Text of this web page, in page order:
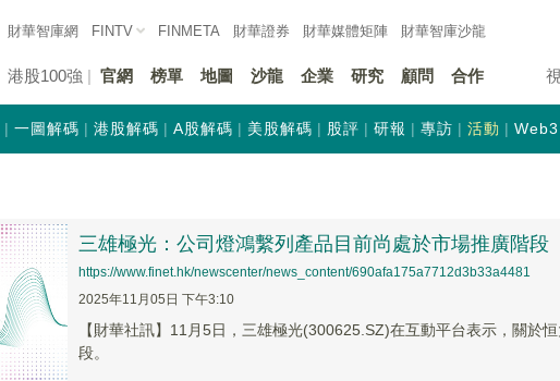
財華智庫網 FINTV FINMETA 財華證券 財華媒體矩陣 財華智庫沙龍
港股100強 官網 榜單 地圖 沙龍 企業 研究 顧問 合作
一圖解碼 港股解碼 A股解碼 美股解碼 股評 研報 專訪 活動
三雄極光：公司燈鴻繫列產品目前尚處於市場推廣階段
https://www.finet.hk/newscenter/news_content/690afa175a7712d3b33a4481
2025年11月05日 下午3:10
【財華社訊】11月5日，三雄極光(300625.SZ)在互動平台表示，關於
段。